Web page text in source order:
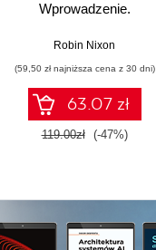
Wprowadzenie.
Robin Nixon
(59,50 zł najniższa cena z 30 dni)
63.07 zł
119.00zł (-47%)